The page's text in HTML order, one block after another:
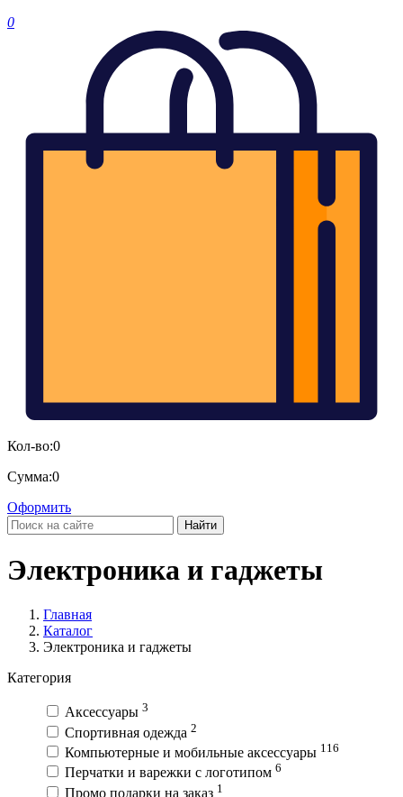
0
Кол-во:0
Сумма:0
Оформить
Найти
Электроника и гаджеты
Главная
Каталог
Электроника и гаджеты
Категория
Аксессуары 3
Спортивная одежда 2
Компьютерные и мобильные аксессуары 116
Перчатки и варежки с логотипом 6
Промо подарки на заказ 1